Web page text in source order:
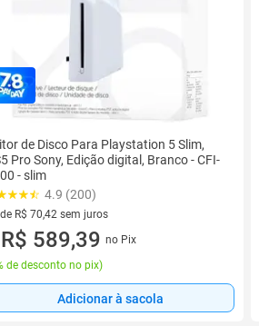
de Disco Para Playstation 5 Slim,
Pro Sony, Edição digital, Branco - CFI-
- slim
4.9 (200)
R$ 70,42 sem juros
de R$ 70,42 sem juros
R$ 589,39 no Pix
de desconto no pix)
Adicionar à sacola